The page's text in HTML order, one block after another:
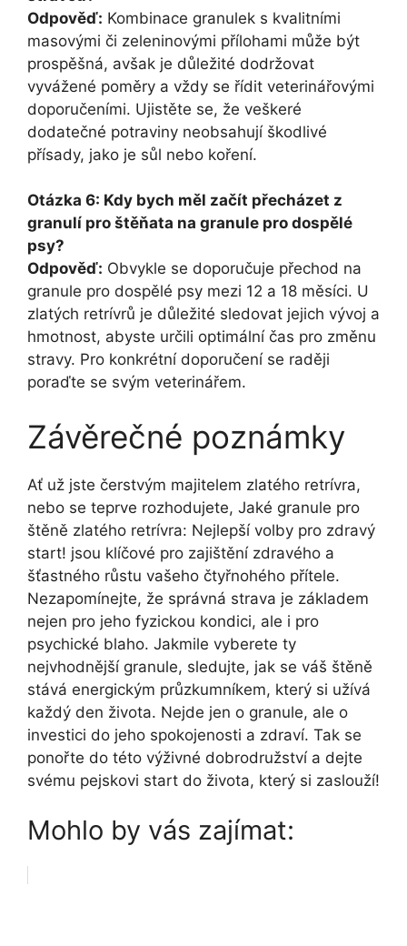
Odpověď: Kombinace granulek s kvalitními
masovými či zeleninovými přílohami může být
prospěšná, avšak je důležité dodržovat
vyvážené poměry a vždy se řídit veterinářovými
doporučeními. Ujistěte se, že veškeré
dodatečné potraviny neobsahují škodlivé
přísady, jako je sůl nebo koření.
Otázka 6: Kdy bych měl začít přecházet z
granulí pro štěňata na granule pro dospělé
psy?
Odpověď: Obvykle se doporučuje přechod na
granule pro dospělé psy mezi 12 a 18 měsíci. U
zlatých retrívrů je důležité sledovat jejich vývoj a
hmotnost, abyste určili optimální čas pro změnu
stravy. Pro konkrétní doporučení se raději
poraďte se svým veterinářem.
Závěrečné poznámky
Ať už jste čerstvým majitelem zlatého retrívra,
nebo se teprve rozhodujete, Jaké granule pro
štěně zlatého retrívra: Nejlepší volby pro zdravý
start! jsou klíčové pro zajištění zdravého a
šťastného růstu vašeho čtyřnohého přítele.
Nezapomínejte, že správná strava je základem
nejen pro jeho fyzickou kondici, ale i pro
psychické blaho. Jakmile vyberete ty
nejvhodnější granule, sledujte, jak se váš štěně
stává energickým průzkumníkem, který si užívá
každý den života. Nejde jen o granule, ale o
investici do jeho spokojenosti a zdraví. Tak se
ponořte do této výživné dobrodružství a dejte
svému pejskovi start do života, který si zaslouží!
Mohlo by vás zajímat: